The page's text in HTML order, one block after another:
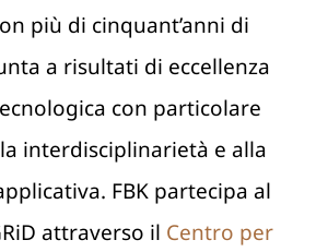
più di cinquant’anni di
a risultati di eccellenza
con particolare
interdisciplinarietà e alla
FBK partecipa al
attraverso il Centro per